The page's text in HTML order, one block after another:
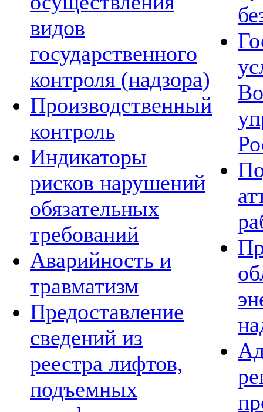
видов
государственного
контроля (надзора)
Производственный
контроль
Индикаторы
рисков нарушений
обязательных
требований
Аварийность и
травматизм
Предоставление
сведений из
реестра лифтов,
подъемных